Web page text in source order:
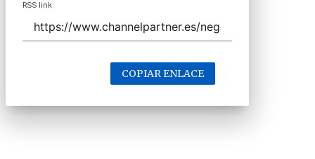
RSS link
COPIAR ENLACE